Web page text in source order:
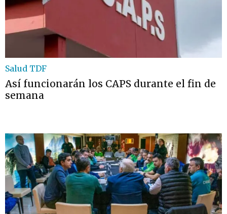
Salud TDF
Así funcionarán los CAPS durante el fin de
semana